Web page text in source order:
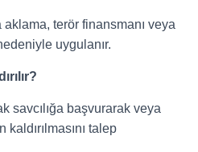
terör finansmanı veya
uygulanır.
savcılığa başvurarak veya
talep